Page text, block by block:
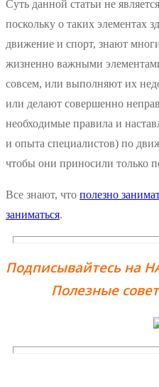
Суть данной статьи не
поскольку о таких элементах
движение и спорт, знают
жизненно важными
совсем, или выполняют их
или делают совершенно
необходимые правила и
и опыта специалистов) по
чтобы они приносили только
Все знают, что полезно
заниматься.
Подписывайтесь на
Полезные